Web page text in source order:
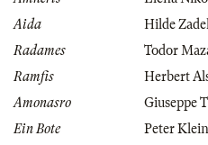
Aida
Hilde
Radames
Todor
Ramfis
Herbert
Amonasro
Giuseppe
Ein Bote
Peter Klein